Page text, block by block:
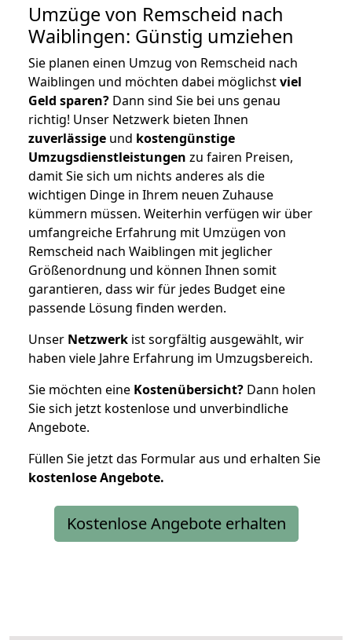
Umzüge von Remscheid nach
Waiblingen: Günstig umziehen
Sie planen einen Umzug von Remscheid nach
Waiblingen und möchten dabei möglichstviel
Geld sparen? Dann sind Sie bei uns genau
richtig! Unser Netzwerk bieten Ihnen
zuverlässige und kostengünstige
Umzugsdienstleistungen zu fairen Preisen,
damit Sie sich um nichts anderes als die
wichtigen Dinge in Ihrem neuen Zuhause
kümmern müssen. Weiterhin verfügen wir über
umfangreiche Erfahrung mit Umzügen von
Remscheid nach Waiblingen mit jeglicher
Größenordnung und können Ihnen somit
garantieren, dass wir für jedes Budget eine
passende Lösung finden werden.
Unser Netzwerk ist sorgfältig ausgewählt, wir
haben viele Jahre Erfahrung im Umzugsbereich.
Sie möchten eine Kostenübersicht? Dann holen
Sie sich jetzt kostenlose und unverbindliche
Angebote.
Füllen Sie jetzt das Formular aus und erhalten Sie
kostenloseAngebote.
Kostenlose Angebote erhalten